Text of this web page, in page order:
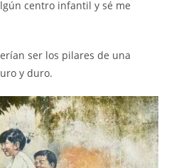
centro infantil y sé me
ser los pilares de una
y duro.